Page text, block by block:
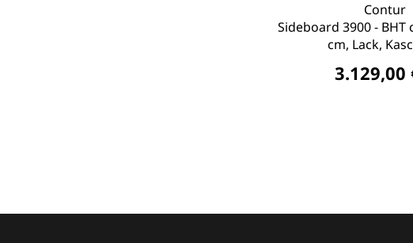
Contur
Sideboard 3900 - BHT
cm, Lack,
3.129,00